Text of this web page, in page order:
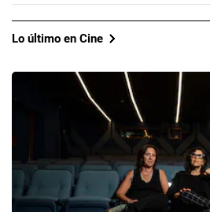
Lo último en Cine